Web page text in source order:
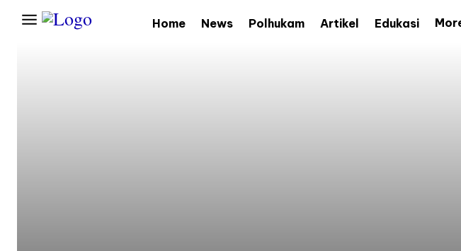
Home News Polhukam Artikel Edukasi